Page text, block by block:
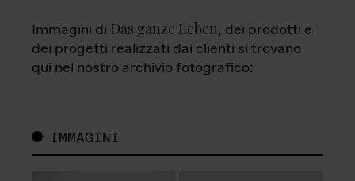
Immagini di Das ganze Leben, dei prodotti e
dei progetti realizzati dai clienti si trovano
qui nel nostro archivio fotografico:
IMMAGINI